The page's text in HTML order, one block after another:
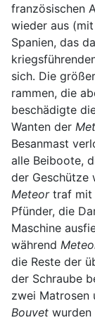
französischen
wieder aus
Spanien, das
sich. Die
rammen, die
beschädigte
Wanten der
Besanmast
alle Beiboote,
der Geschütze
Meteortraf mit
Pfünder, die
Maschine
während
die Reste der
der Schraube
zwei Matrosen
Bouvet wurden